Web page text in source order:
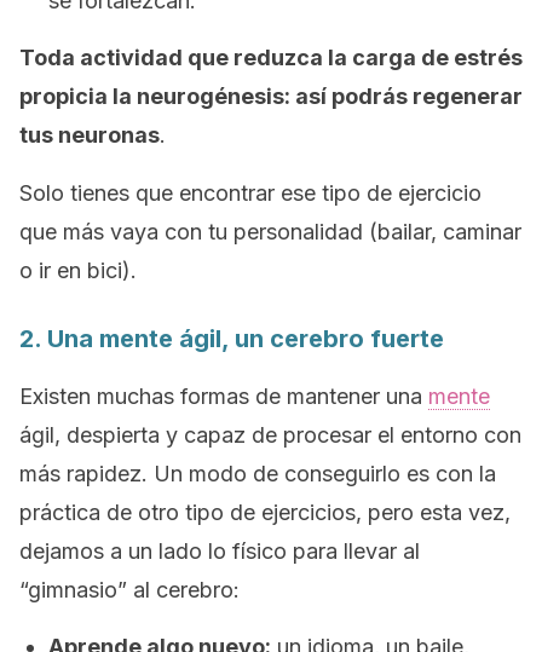
Toda actividad que reduzca la carga de estrés
propicia la neurogénesis: así podrás regenerar
tus neuronas.
Solo tienes que encontrar ese tipo de ejercicio
que más vaya con tu personalidad (bailar, caminar
o ir en bici).
2. Una mente ágil, un cerebro fuerte
Existen muchas formas de mantener una mente
ágil, despierta y capaz de procesar el entorno con
más rapidez. Un modo de conseguirlo es con la
práctica de otro tipo de ejercicios, pero esta vez,
dejamos a un lado lo físico para llevar al
“gimnasio” al cerebro:
Aprende algo nuevo: un idioma, un baile,